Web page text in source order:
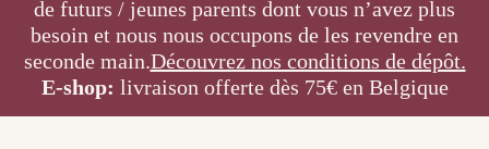
de futurs / jeunes parents dont vous n’avez plus
besoin et nous nous occupons de les revendre en
seconde main.Découvrez nos conditions de dépôt.
E-shop: livraison offerte dès 75€ en Belgique